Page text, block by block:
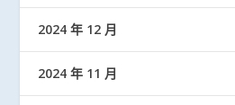
2024 年 12 月
2024 年 11 月